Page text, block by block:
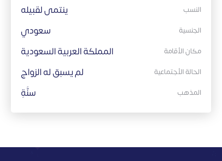
النسب ينتمى لقبيله
الجنسية سعودي
مكان الأقامة المملكة العربية السعودية
الحالة الأجتماعية لم يسبق له الزواج
المذهب سُّنَّةِ